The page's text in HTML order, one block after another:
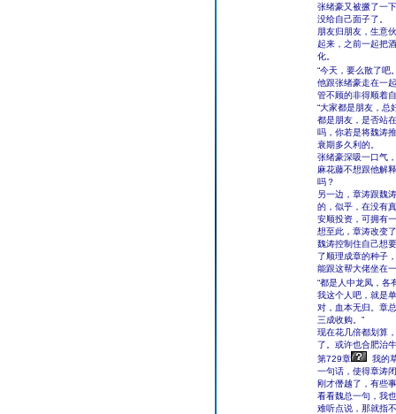
张绪豪又被撅了一
没给自己面子了。
朋友归朋友，生意
起来，之前一起把
化。
“今天，要么散了吧
他跟张绪豪走在一
管不顾的非得顺着
“大家都是朋友，总
都是朋友，是否站
吗，你若是将魏涛
衰期多久利的。
张绪豪深吸一口气
麻花藤不想跟他解
吗？
另一边，章涛跟魏
的，似乎，在没有
安顺投资，可拥有
想至此，章涛改变
魏涛控制住自己想
了顺理成章的种子
能跟这帮大佬坐在
“都是人中龙凤，各
我这个人吧，就是
对，血本无归。章
三成收购。”
现在花几倍都划算
了。或许也合肥治
第729章
我的
一句话，使得章涛
刚才僭越了，有些
看看魏总一句，我
难听点说，那就指